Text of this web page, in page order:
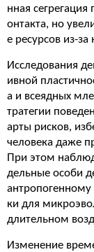
нная сегрегация
онтакта, но
е ресурсов из-
Исследования
ивной
а и всеядных
тратегии
арты рисков,
человека даже
При этом
дельные особи
антропогенному
ки для
длительном
Изменение